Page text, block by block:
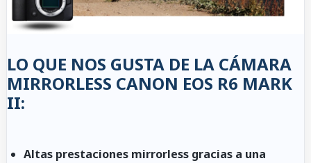
LO QUE NOS GUSTA DE LA CÁMARA
MIRRORLESS CANON EOS R6 MARK
II:
Altas prestaciones mirrorless gracias a una